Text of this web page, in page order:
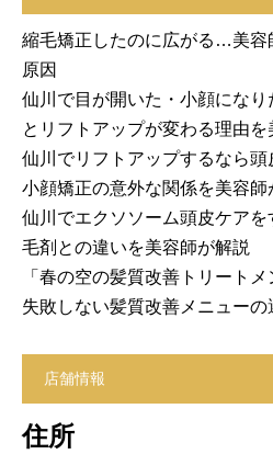
縮毛矯正したのに広がる…美容
原因
仙川で目が開いた・小顔にな
とリフトアップが変わる理由
仙川でリフトアップするなら
小顔矯正の意外な関係を美容師
仙川でエクソソーム頭皮ケア
毛剤との違いを美容師が解説
「春の空の髪質改善トリート
失敗しない髪質改善メニューの
店舗情報
住所